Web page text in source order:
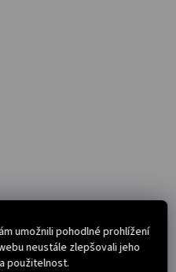
umožnili pohodlné prohlížení
neustále zlepšovali jeho
použitelnost.